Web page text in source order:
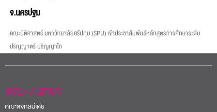
จ.นครปฐม
คณะนิติศาสตร์ มหาวิทยาลัยศรีปทุม (SPU) เข้าประชาสัมพันธ์หลักสูตรการศึกษาระดับ
ปริญญาตรี ปริญญาโท
คณะ / สาขา
คณะดิจิทัลมีเดีย